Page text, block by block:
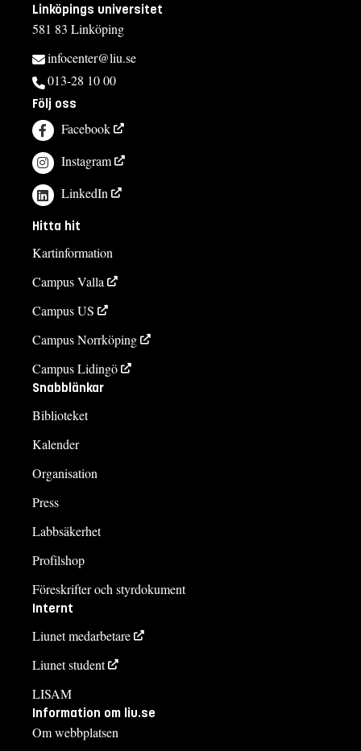
Linköpings universitet
581 83 Linköping
infocenter@liu.se
013-28 10 00
Följ oss
Facebook
Instagram
LinkedIn
Hitta hit
Kartinformation
Campus Valla
Campus US
Campus Norrköping
Campus Lidingö
Snabblänkar
Biblioteket
Kalender
Organisation
Press
Labbsäkerhet
Profilshop
Föreskrifter och styrdokument
Internt
Liunet medarbetare
Liunet student
LISAM
Information om liu.se
Om webbplatsen